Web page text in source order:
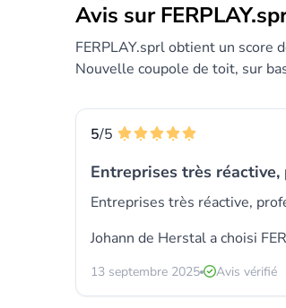
Avis sur
FERPLAY.sprl obtient un score
Nouvelle coupole de toit, sur
5/5
Entreprises très
Entreprises très réactive,
Johann de Herstal a choisi
13 septembre 2025 Avis vérifié